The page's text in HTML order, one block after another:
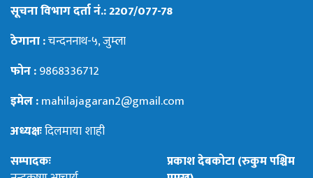
सूचना विभाग दर्ता नं.: 2207/077-78
ठेगाना :चन्दननाथ-५, जुम्ला
फोन :9868336712
इमेल :mahilajagaran2@gmail.com
अध्यक्षःदिलमाया शाही
सम्पादकः
प्रकाश देबकोटा (रुकुम पश्चिम